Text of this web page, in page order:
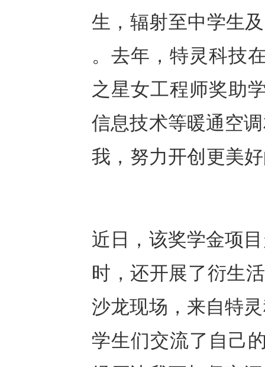
生，辐射至中学生
。去年，特灵科技
之星女工程师奖助
信息技术等暖通空
我，努力开创
近日，该奖学金项
时，还开展了衍生
沙龙现场，来自特
学生们交流了自己